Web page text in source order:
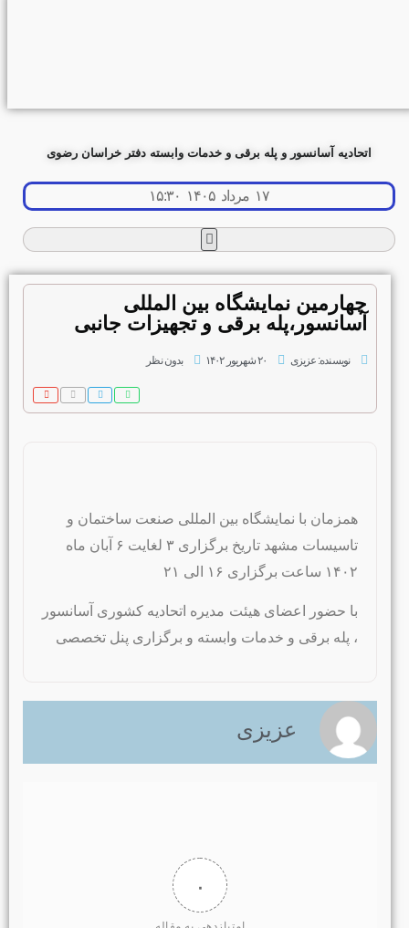
اتحادیه آسانسور و پله برقی و خدمات وابسته دفتر خراسان رضوی
۱۷ مرداد ۱۴۰۵ ۱۵:۳۰
چهارمین نمایشگاه بین المللی
آسانسور،پله برقی و تجهیزات جانبی
نویسنده:عزیزی ۲۰ شهریور ۱۴۰۲ بدون نظر
همزمان با نمایشگاه بین المللی صنعت ساختمان و
تاسیسات مشهد تاریخ برگزاری ۳ لغایت ۶ آبان ماه
۱۴۰۲ ساعت برگزاری ۱۶ الی ۲۱
با حضور اعضای هیئت مدیره اتحادیه کشوری آسانسور
، پله برقی و خدمات وابسته و برگزاری پنل تخصصی
عزیزی
۰